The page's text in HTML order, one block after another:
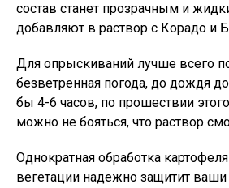
состав станет прозрачным и
добавляют в раствор с Корадо и
Для опрыскиваний лучше всего
безветренная погода, до дождя
бы 4-6 часов, по прошествии
можно не бояться, что раствор
Однократная обработка
вегетации надежно защитит ваши